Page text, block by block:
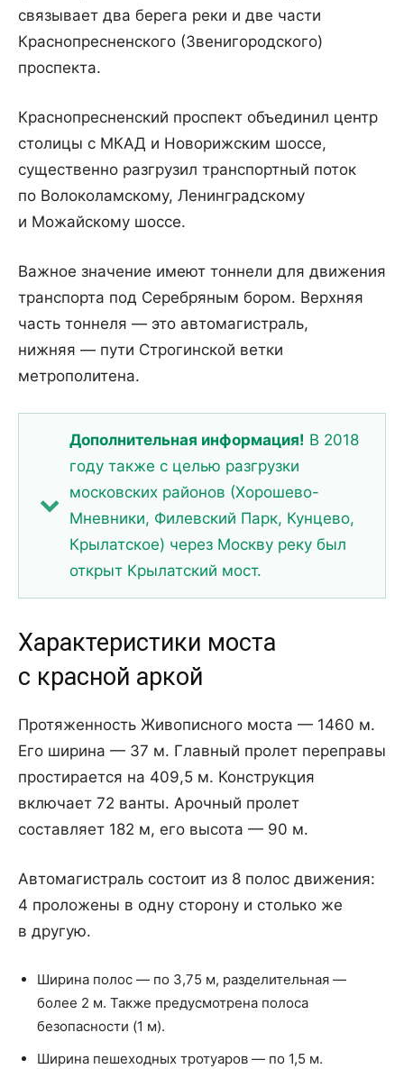
связывает два берега реки и две части
Краснопресненского (Звенигородского)
проспекта.
Краснопресненский проспект объединил центр
столицы с МКАД и Новорижским шоссе,
существенно разгрузил транспортный поток
по Волоколамскому, Ленинградскому
и Можайскому шоссе.
Важное значение имеют тоннели для движения
транспорта под Серебряным бором. Верхняя
часть тоннеля — это автомагистраль,
нижняя — пути Строгинской ветки
метрополитена.
Дополнительная информация! В 2018
году также с целью разгрузки
московских районов (Хорошево-
Мневники, Филевский Парк, Кунцево,
Крылатское) через Москву реку был
открыт Крылатский мост.
Характеристики моста
с красной аркой
Протяженность Живописного моста — 1460 м.
Его ширина — 37 м. Главный пролет переправы
простирается на 409,5 м. Конструкция
включает 72 ванты. Арочный пролет
составляет 182 м, его высота — 90 м.
Автомагистраль состоит из 8 полос движения:
4 проложены в одну сторону и столько же
в другую.
Ширина полос — по 3,75 м, разделительная —
более 2 м. Также предусмотрена полоса
безопасности (1 м).
Ширина пешеходных тротуаров — по 1,5 м.